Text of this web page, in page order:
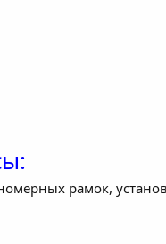
рамок,